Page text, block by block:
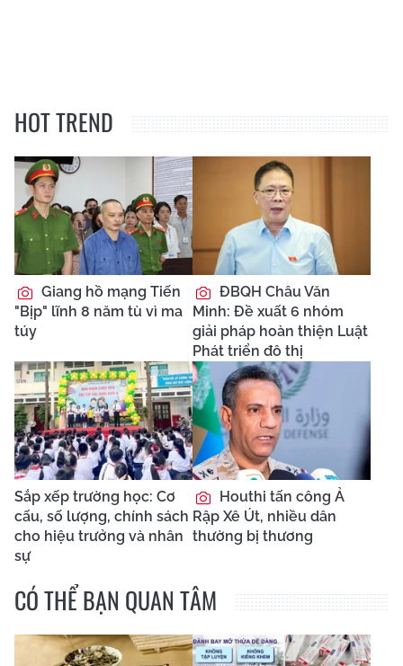
HOT TREND
Giang hồ mạng Tiến
"Bịp" lĩnh 8 năm tù vì ma
túy
ĐBQH Châu Văn
Minh: Đề xuất 6 nhóm
giải pháp hoàn thiện Luật
Phát triển đô thị
Sắp xếp trường học: Cơ
cấu, số lượng, chính sách
cho hiệu trưởng và nhân
sự
Houthi tấn công Ả
Rập Xê Út, nhiều dân
thường bị thương
CÓ THỂ BẠN QUAN TÂM